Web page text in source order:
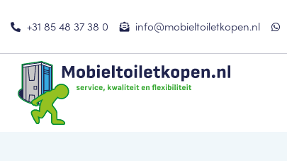
+31 85 48 37 38 0 info@mobieltoiletkopen.nl